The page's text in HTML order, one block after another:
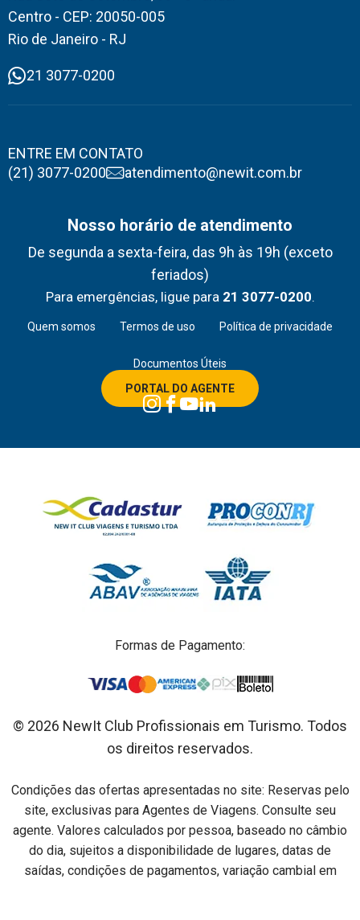
Centro - CEP: 20050-005
Rio de Janeiro - RJ
21 3077-0200
ENTRE EM CONTATO
(21) 3077-0200
atendimento@newit.com.br
Nosso horário de atendimento
De segunda a sexta-feira, das 9h às 19h (exceto
feriados)
Para emergências, ligue para 21 3077-0200.
Quem somos Termos de uso Política de privacidade
Documentos Úteis
PORTAL DO AGENTE
Formas de Pagamento:
© 2026 NewIt Club Profissionais em Turismo. Todos
os direitos reservados.
Condições das ofertas apresentadas no site: Reservas pelo
site, exclusivas para Agentes de Viagens. Consulte seu
agente. Valores calculados por pessoa, baseado no câmbio
do dia, sujeitos a disponibilidade de lugares, datas de
saídas, condições de pagamentos, variação cambial em